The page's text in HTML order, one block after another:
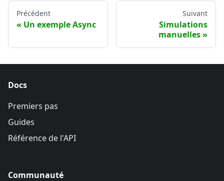
Précédent
Un exemple Async
Suivant
Simulations
manuelles
Docs
Premiers pas
Guides
Référence de l'API
Communauté